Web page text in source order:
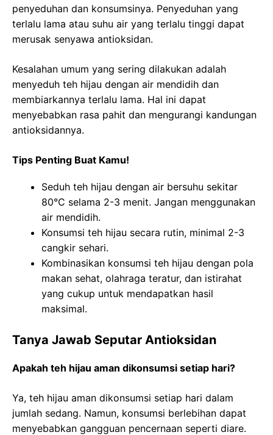
penyeduhan dan konsumsinya. Penyeduhan yang
terlalu lama atau suhu air yang terlalu tinggi dapat
merusak senyawa antioksidan.
Kesalahan umum yang sering dilakukan adalah
menyeduh teh hijau dengan air mendidih dan
membiarkannya terlalu lama. Hal ini dapat
menyebabkan rasa pahit dan mengurangi kandungan
antioksidannya.
Tips Penting Buat Kamu!
Seduh teh hijau dengan air bersuhu sekitar
80°C selama 2-3 menit. Jangan menggunakan
air mendidih.
Konsumsi teh hijau secara rutin, minimal 2-3
cangkir sehari.
Kombinasikan konsumsi teh hijau dengan pola
makan sehat, olahraga teratur, dan istirahat
yang cukup untuk mendapatkan hasil
maksimal.
Tanya Jawab Seputar Antioksidan
Apakah teh hijau aman dikonsumsi setiap hari?
Ya, teh hijau aman dikonsumsi setiap hari dalam
jumlah sedang. Namun, konsumsi berlebihan dapat
menyebabkan gangguan pencernaan seperti diare.